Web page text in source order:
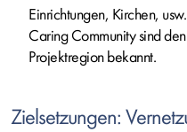
Einrichtungen, Kirchen,
Caring Communitysind
Projektregion bekannt.
Zielsetzungen: